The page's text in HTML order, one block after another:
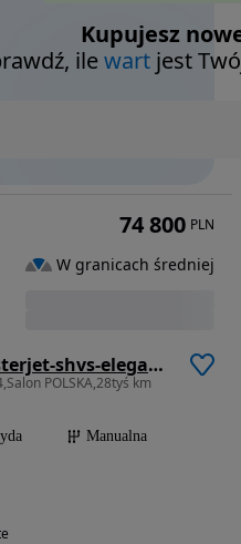
Kupujesz
ilewart jest
Suzuki Vitara ver-1-4-boosterjet-shvs-elegance-sun-4wd
POLSKA,28tyś km
Manualna
74 800 PLN
W granicach średniej